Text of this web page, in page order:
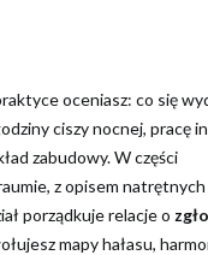
oceniasz: co się
ciszy nocnej, pracę
zabudowy. W części
z opisem
porządkuje relacje o
mapy hałasu,